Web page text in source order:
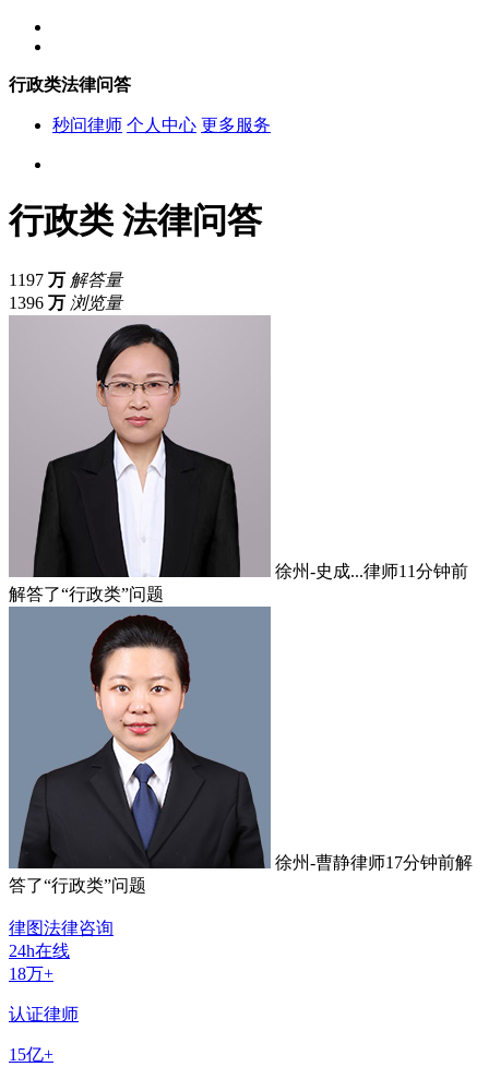
行政类法律问答
秒问律师 个人中心 更多服务
行政类 法律问答
1197 万 解答量
1396 万 浏览量
徐州-史成...律师11分钟前
解答了“行政类”问题
徐州-曹静律师17分钟前解
答了“行政类”问题
律图法律咨询
24h在线
18万+
认证律师
15亿+